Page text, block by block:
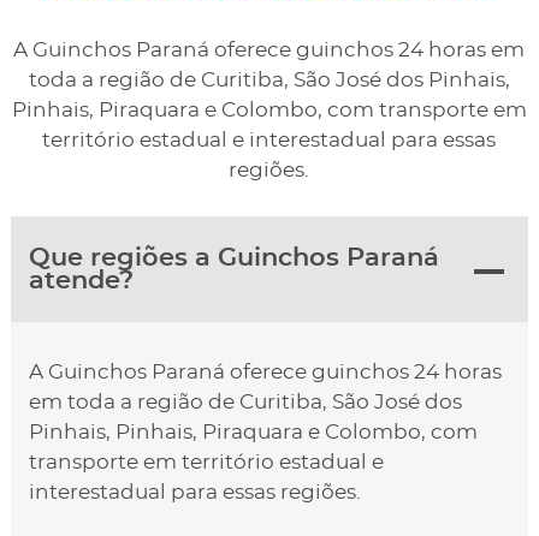
A Guinchos Paraná oferece guinchos 24 horas em
toda a região de Curitiba, São José dos Pinhais,
Pinhais, Piraquara e Colombo, com transporte em
território estadual e interestadual para essas
regiões.
Que regiões a Guinchos Paraná
atende?
A Guinchos Paraná oferece guinchos 24 horas
em toda a região de Curitiba, São José dos
Pinhais, Pinhais, Piraquara e Colombo, com
transporte em território estadual e
interestadual para essas regiões.